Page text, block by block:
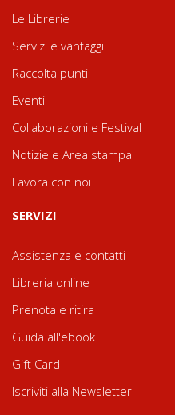
Le Librerie
Servizi e vantaggi
Raccolta punti
Eventi
Collaborazioni e Festival
Notizie e Area stampa
Lavora con noi
SERVIZI
Assistenza e contatti
Libreria online
Prenota e ritira
Guida all'ebook
Gift Card
Iscriviti alla Newsletter